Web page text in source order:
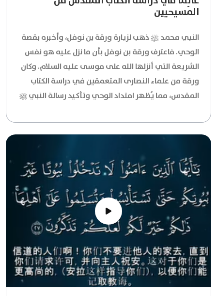
المسيحيين
النبي محمد ﷺ ذهب لزيارة ورقة بن نوفل، وأخبره بقصة
الوحي. فاعترف ورقة بن نوفل بأن ما نزل عليه هو نفس
الشريعة التي أنزلها الله على موسى عليه السلام. وكان
ورقة من علماء النصارى المتعمقين في دراسة الكتاب
المقدس، مما يُظهر امتداد الوحي وتأكيد رسالة النبي ﷺ